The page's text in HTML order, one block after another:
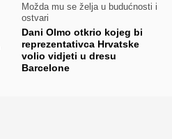
Možda mu se želja u budućnosti i
ostvari
Dani Olmo otkrio kojeg bi
reprezentativca Hrvatske
volio vidjeti u dresu
Barcelone